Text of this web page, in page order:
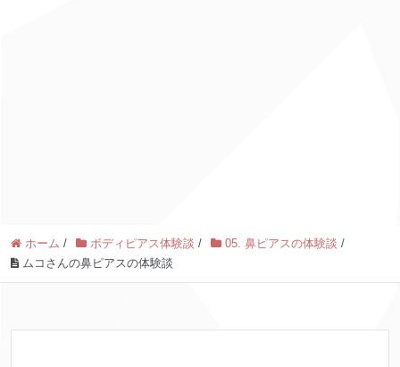
ホーム / ボディピアス体験談 / 05. 鼻ピアスの体験談 /
ムコさんの鼻ピアスの体験談